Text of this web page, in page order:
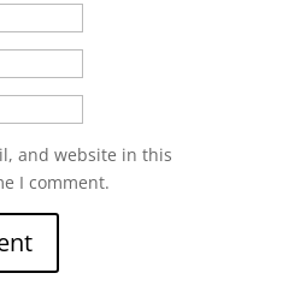
and website in this
I comment.